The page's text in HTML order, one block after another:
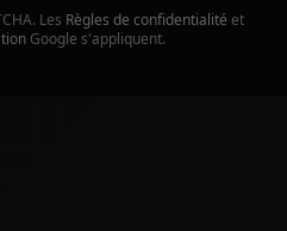
Les Règles de confidentialité et
Google s'appliquent.